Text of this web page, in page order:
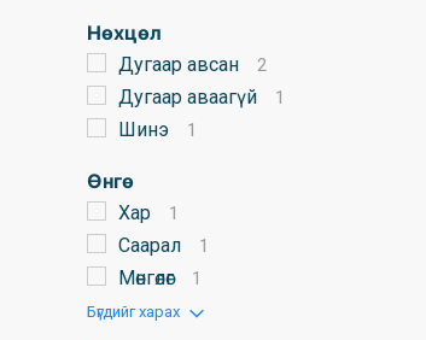
Нөхцөл
Дугаар авсан 2
Дугаар аваагүй 1
Шинэ 1
Өнгө
Хар 1
Саарал 1
Мөнгөлөг 1
Бүгдийг харах